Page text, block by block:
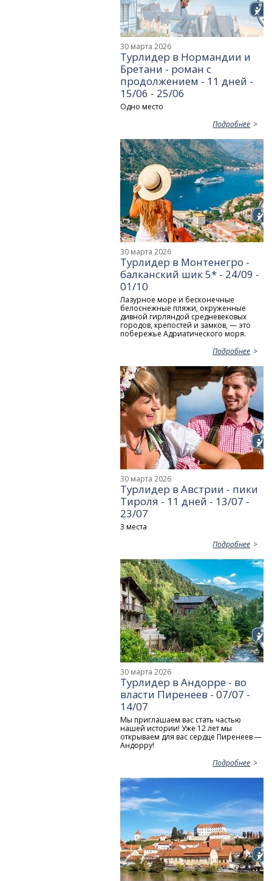
30 марта 2026
Турлидер в Нормандии и
Бретани - роман с
продолжением - 11 дней -
15/06 - 25/06
Одно место
Подробнее
30 марта 2026
Турлидер в Монтенегро -
балканский шик 5* - 24/09 -
01/10
Лазурное море и бесконечные
белоснежные пляжи, окруженные
дивной гирляндой средневековых
городов, крепостей и замков, — это
побережье Адриатического моря.
Подробнее
30 марта 2026
Турлидер в Австрии - пики
Тироля - 11 дней - 13/07 -
23/07
3 места
Подробнее
30 марта 2026
Турлидер в Андорре - во
власти Пиренеев - 07/07 -
14/07
Мы приглашаем вас стать частью
нашей истории! Уже 12 лет мы
открываем для вас сердце Пиренеев —
Андорру!
Подробнее